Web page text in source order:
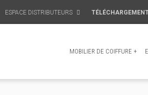
ESPACE DISTRIBUTEURS
MOBILIER DE COIFFURE +